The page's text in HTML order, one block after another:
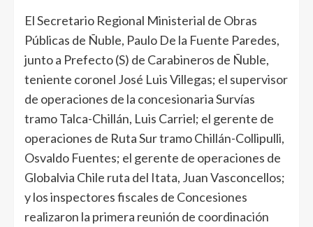
El Secretario Regional Ministerial de Obras
Públicas de Ñuble, Paulo De la Fuente Paredes,
junto a Prefecto (S) de Carabineros de Ñuble,
teniente coronel José Luis Villegas; el supervisor
de operaciones de la concesionaria Survías
tramo Talca-Chillán, Luis Carriel; el gerente de
operaciones de Ruta Sur tramo Chillán-Collipulli,
Osvaldo Fuentes; el gerente de operaciones de
Globalvia Chile ruta del Itata, Juan Vasconcellos;
y los inspectores fiscales de Concesiones
realizaron la primera reunión de coordinación